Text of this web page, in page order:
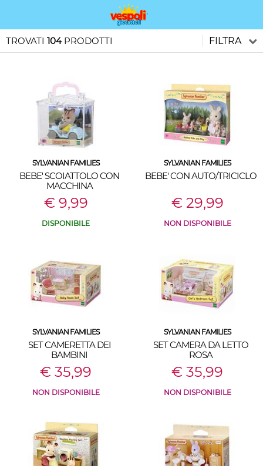
TROVATI 104PRODOTTI FILTRA
SYLVANIAN FAMILIES
BEBE' SCOIATTOLO CON
MACCHINA
€ 9,99
DISPONIBILE
SYLVANIAN FAMILIES
BEBE' CON AUTO/TRICICLO
€ 29,99
NON DISPONIBILE
SYLVANIAN FAMILIES
SET CAMERETTA DEI
BAMBINI
€ 35,99
NON DISPONIBILE
SYLVANIAN FAMILIES
SET CAMERA DA LETTO
ROSA
€ 35,99
NON DISPONIBILE